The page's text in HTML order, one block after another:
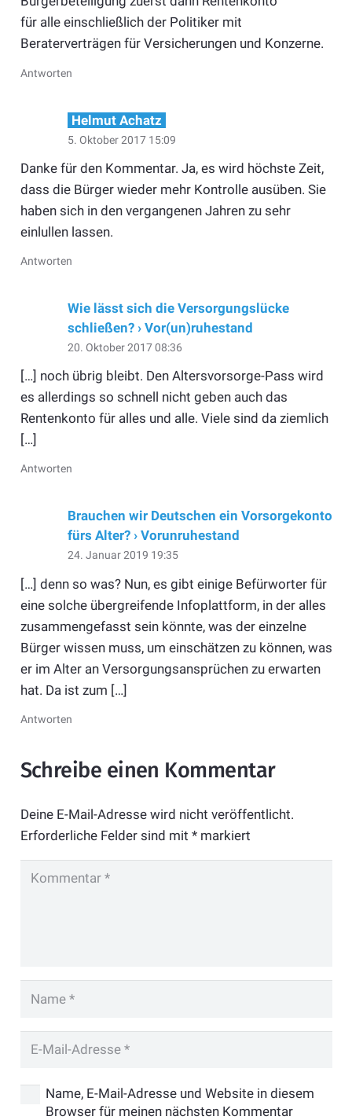
für alle einschließlich der Politiker mit
Beraterverträgen für Versicherungen und Konzerne.
Antworten
Helmut Achatz
5. Oktober 2017 15:09
Danke für den Kommentar. Ja, es wird höchste Zeit,
dass die Bürger wieder mehr Kontrolle ausüben. Sie
haben sich in den vergangenen Jahren zu sehr
einlullen lassen.
Antworten
Wie lässt sich die Versorgungslücke
schließen? › Vor(un)ruhestand
20. Oktober 2017 08:36
[…] noch übrig bleibt. Den Altersvorsorge-Pass wird
es allerdings so schnell nicht geben auch das
Rentenkonto für alles und alle. Viele sind da ziemlich
[…]
Antworten
Brauchen wir Deutschen ein Vorsorgekonto
fürs Alter? › Vorunruhestand
24. Januar 2019 19:35
[…] denn so was? Nun, es gibt einige Befürworter für
eine solche übergreifende Infoplattform, in der alles
zusammengefasst sein könnte, was der einzelne
Bürger wissen muss, um einschätzen zu können, was
er im Alter an Versorgungsansprüchen zu erwarten
hat. Da ist zum […]
Antworten
Schreibe einen Kommentar
Deine E-Mail-Adresse wird nicht veröffentlicht.
Erforderliche Felder sind mit *markiert
Name, E-Mail-Adresse und Website in diesem
Browser für meinen nächsten Kommentar